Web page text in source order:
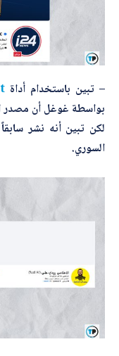
– تبين باستخدام أداة
بواسطة غوغل أن مصدر
لكن تبين أنه نشر
السوري.